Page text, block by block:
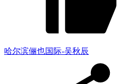
哈尔滨俪也国际-吴秋辰